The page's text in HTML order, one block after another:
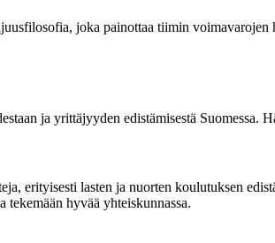
joka painottaa tiimin
ja yrittäjyyden edistämisestä
erityisesti lasten ja nuorten koulutuksen
hyvää yhteiskunnassa.